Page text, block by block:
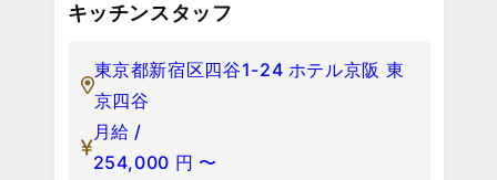
キッチンスタッフ
東京都新宿区四谷1-24 ホテル京阪 東
京四谷
月給 /
254,000 円 〜